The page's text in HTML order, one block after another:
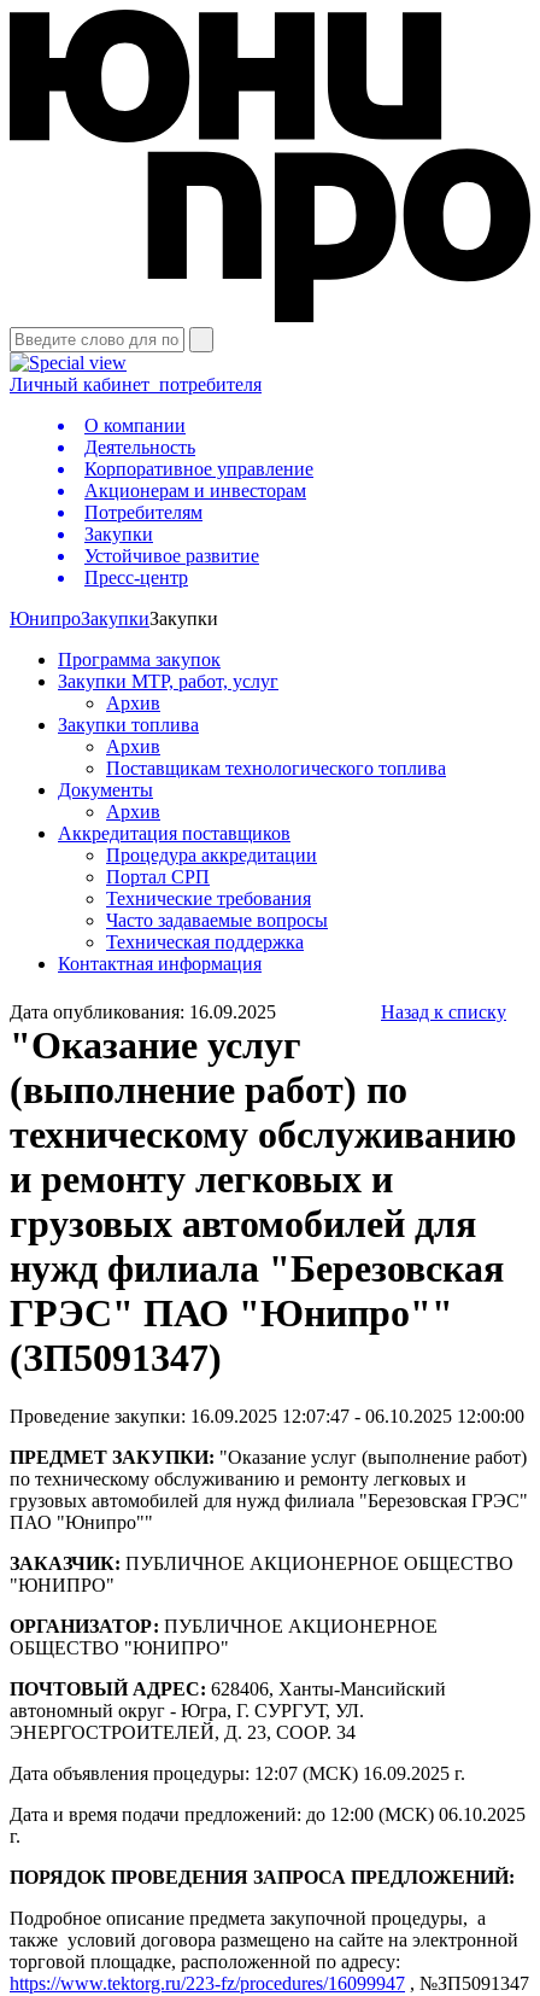
Личный кабинет потребителя
О компании
Деятельность
Корпоративное управление
Акционерам и инвесторам
Потребителям
Закупки
Устойчивое развитие
Пресс-центр
ЮнипроЗакупкиЗакупки
Программа закупок
Закупки МТР, работ, услуг
Архив
Закупки топлива
Архив
Поставщикам технологического топлива
Документы
Архив
Аккредитация поставщиков
Процедура аккредитации
Портал СРП
Технические требования
Часто задаваемые вопросы
Техническая поддержка
Контактная информация
Дата опубликования: 16.09.2025 Назад к списку
"Оказание услуг
(выполнение работ) по
техническому обслуживанию
и ремонту легковых и
грузовых автомобилей для
нужд филиала "Березовская
ГРЭС" ПАО "Юнипро""
(ЗП5091347)
Проведение закупки: 16.09.2025 12:07:47 - 06.10.2025 12:00:00
ПРЕДМЕТ ЗАКУПКИ: "Оказание услуг (выполнение работ)
по техническому обслуживанию и ремонту легковых и
грузовых автомобилей для нужд филиала "Березовская ГРЭС"
ПАО "Юнипро""
ЗАКАЗЧИК: ПУБЛИЧНОЕ АКЦИОНЕРНОЕ ОБЩЕСТВО
"ЮНИПРО"
ОРГАНИЗАТОР: ПУБЛИЧНОЕ АКЦИОНЕРНОЕ
ОБЩЕСТВО "ЮНИПРО"
ПОЧТОВЫЙ АДРЕС: 628406, Ханты-Мансийский
автономный округ - Югра, Г. СУРГУТ, УЛ.
ЭНЕРГОСТРОИТЕЛЕЙ, Д. 23, СООР. 34
Дата объявления процедуры: 12:07 (МСК) 16.09.2025 г.
Дата и время подачи предложений: до 12:00 (МСК) 06.10.2025
г.
ПОРЯДОК ПРОВЕДЕНИЯ ЗАПРОСА ПРЕДЛОЖЕНИЙ:
Подробное описание предмета закупочной процедуры, а
также условий договора размещено на сайте на электронной
торговой площадке, расположенной по адресу:
https://www.tektorg.ru/223-fz/procedures/16099947 , №ЗП5091347